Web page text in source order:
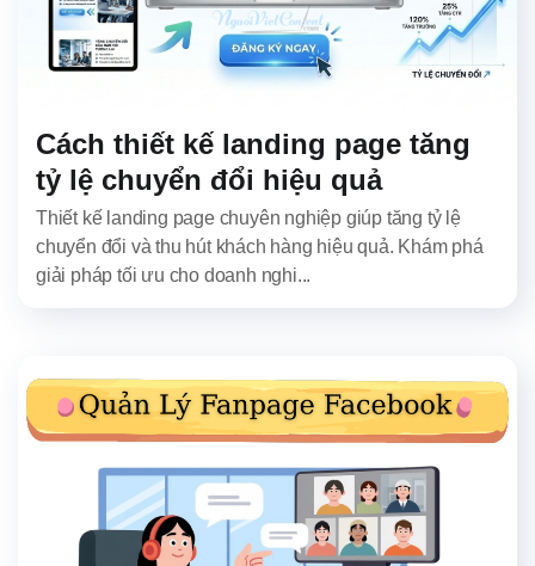
Cách thiết kế landing page tăng
tỷ lệ chuyển đổi hiệu quả
Thiết kế landing page chuyên nghiệp giúp tăng tỷ lệ
chuyển đổi và thu hút khách hàng hiệu quả. Khám phá
giải pháp tối ưu cho doanh nghi...